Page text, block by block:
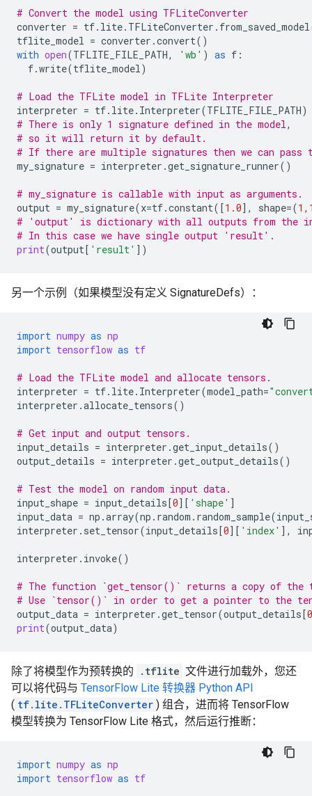
# Convert the model using TFLiteConverter
converter = tf. lite. TFLiteConverter . from_saved_model
tflite_model = converter .convert()
with open(TFLITE_FILE_PATH, 'wb' ) as f :
f.write(tflite_model)
# Load the TFLite model in TFLite Interpreter
interpreter = tf. lite. Interpreter(TFLITE_FILE_PATH)
# There is only 1 signature defined in the model,
# so it will return it by default.
# If there are multiple signatures then we can pass
my_signature = interpreter .get_signature_runner()
# my_signature is callable with input as arguments.
output = my_signature(x=tf.constant([1.0], shape=(1 ,
# 'output' is dictionary with all outputs from the
# In this case we have single output 'result'.
print(output[ 'result' ])
另一个示例（如果模型没有定义 SignatureDefs）：
import numpy as np
import tensorflow as tf
# Load the TFLite model and allocate tensors.
interpreter = tf. lite. Interpreter(model_path=
interpreter .allocate_tensors()
# Get input and output tensors.
input_details = interpreter .get_input_details()
output_details = interpreter .get_output_details()
# Test the model on random input data.
input_shape = input_details[0][ 'shape' ]
input_data = np .array(np . random . random_sample(
interpreter . set_tensor(input_details[0][ 'index' ],
interpreter . invoke()
# The function `get_tensor()` returns a copy of the
# Use `tensor()` in order to get a pointer to the
output_data = interpreter .get_tensor(output_details[0
print(output_data)
除了将模型作为预转换的 .tflite 文件进行加载外，您还
可以将代码与 TensorFlow Lite 转换器 Python API
( tf.lite.TFLiteConverter ) 组合，进而将 TensorFlow
模型转换为 TensorFlow Lite 格式，然后运行推断：
import numpy as np
import tensorflow as tf